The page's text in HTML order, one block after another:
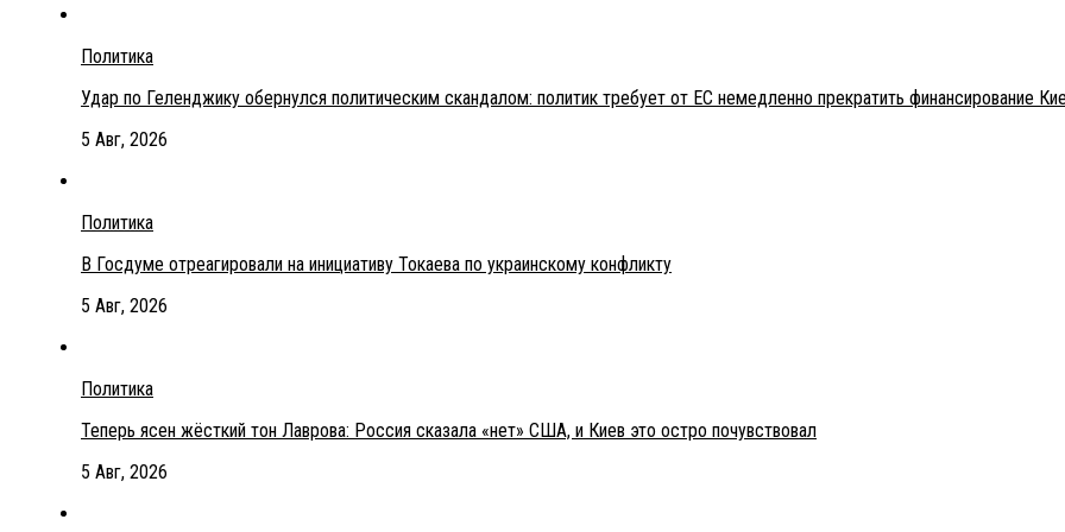
Политика
Удар по Геленджику обернулся политическим скандалом: политик требует от ЕС немедленно прекратить финансирование
5 Авг, 2026
Политика
В Госдуме отреагировали на инициативу Токаева по украинскому конфликту
5 Авг, 2026
Политика
Теперь ясен жёсткий тон Лаврова: Россия сказала «нет» США, и Киев это остро почувствовал
5 Авг, 2026